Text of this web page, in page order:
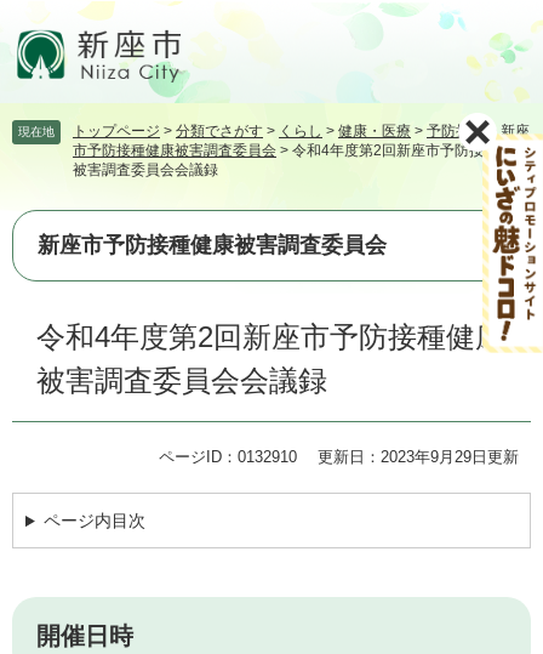
頭飛
て
文
現在地 トップページ > 分類でさがす > くらし > 健康・医療 > 予防接種>新座
市予防接種健康被害調査委員会 > 令和4年度第2回新座市予防接種健康
被害調査委員会会議録
新座市予防接種健康被害調査委員会
令和4年度第2回新座市予防接種健康
被害調査委員会会議録
ページID：0132910 更新日：2023年9月29日更新
ページ内目次
開催日時